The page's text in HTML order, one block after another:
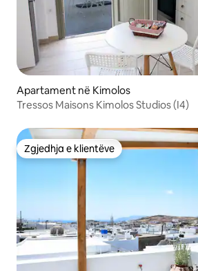
Apartament në Kimolos
Tressos Maisons Kimolos Studios (I4)
Zgjedhja e klientëve
Zgjedhja e klientëve